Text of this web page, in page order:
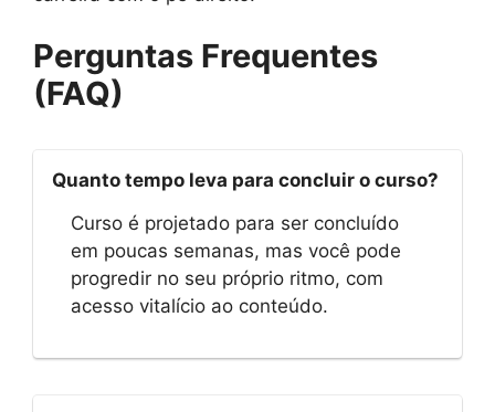
Perguntas Frequentes
(FAQ)
Quanto tempo leva para concluir o curso?
Curso é projetado para ser concluído
em poucas semanas, mas você pode
progredir no seu próprio ritmo, com
acesso vitalício ao conteúdo.